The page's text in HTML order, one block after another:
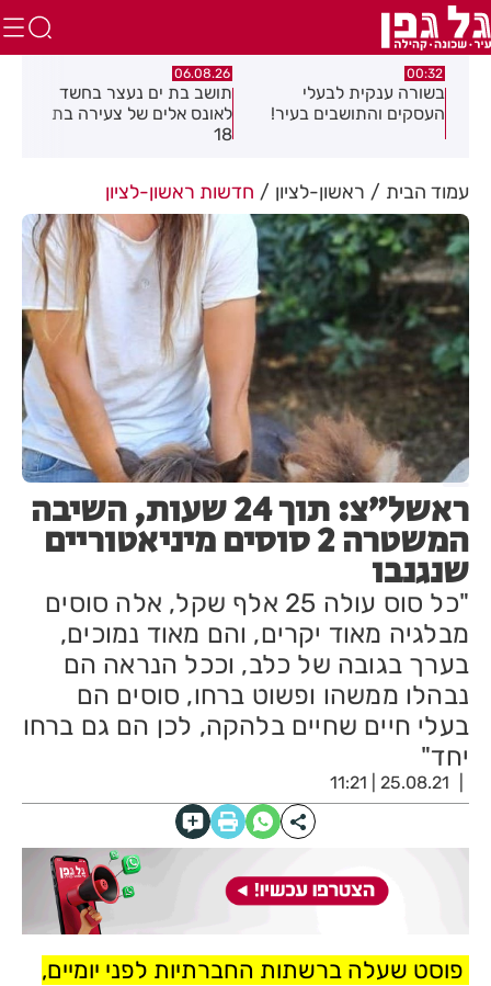
00:32
בשורה ענקית לבעלי
העסקים והתושבים בעיר!
06.08.26
תושב בת ים נעצר בחשד
לאונס אלים של צעירה בת
18
עמוד הבית ראשון-לציון חדשות ראשון-לציון
ראשל"צ: תוך 24 שעות, השיבה
המשטרה 2 סוסים מיניאטוריים
שנגנבו
"כל סוס עולה 25 אלף שקל, אלה סוסים
מבלגיה מאוד יקרים, והם מאוד נמוכים,
בערך בגובה של כלב, וככל הנראה הם
נבהלו ממשהו ופשוט ברחו, סוסים הם
בעלי חיים שחיים בלהקה, לכן הם גם ברחו
יחד"
25.08.21 | 11:21
פוסט שעלה ברשתות החברתיות לפני יומיים,